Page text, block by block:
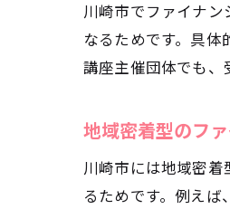
川崎市でファイナ
なるためです。具
講座主催団体でも、
地域密着型のフ
川崎市には地域密
るためです。例え